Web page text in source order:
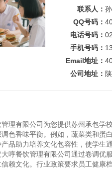
联系人：
QQ号码：
电话号码：
手机号码：
Email地址：
公司地址：
理有限公司为您提供苏州承包学
色香味平衡。例如，蔬菜类和蛋
品助力培养文化包容性，使学生
哼餐饮管理有限公司通过卷调优
赖文化。行业政策要求员工健康